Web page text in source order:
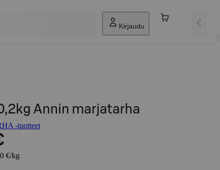
Kirjaudu
Annin marjatarha
-tuotteet
€/kg